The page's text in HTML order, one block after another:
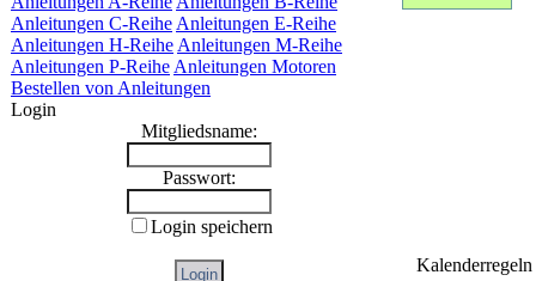
Anleitungen C-Reihe Anleitungen E-Reihe
Anleitungen H-Reihe Anleitungen M-Reihe
Anleitungen P-Reihe Anleitungen Motoren
Bestellen von Anleitungen
Login
Mitgliedsname:
Passwort:
Login speichern
Kalenderregeln